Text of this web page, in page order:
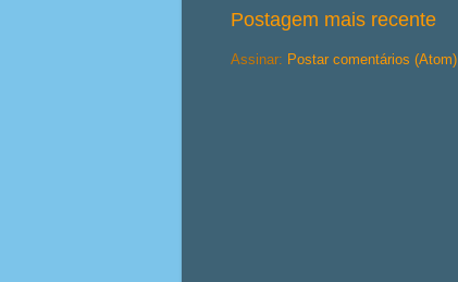
Postagem mais recente
Assinar: Postar comentários (Atom)